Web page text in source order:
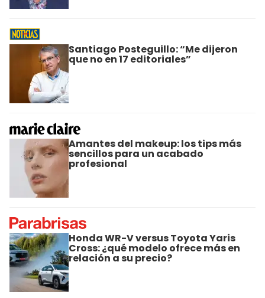
Santiago Posteguillo: “Me dijeron
que no en 17 editoriales”
Amantes del makeup: los tips más
sencillos para un acabado
profesional
Honda WR-V versus Toyota Yaris
Cross: ¿qué modelo ofrece más en
relación a su precio?